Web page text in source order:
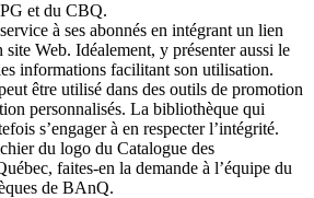
et du CBQ.
à ses abonnés en intégrant un lien
Web. Idéalement, y présenter aussi le
informations facilitant son utilisation.
être utilisé dans des outils de promotion
personnalisés. La bibliothèque qui
s’engager à en respecter l’intégrité.
du logo du Catalogue des
faites-en la demande à l’équipe du
de BAnQ.